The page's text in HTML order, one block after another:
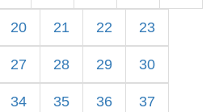
20 21 22 23
27 28 29 30
34 35 36 37